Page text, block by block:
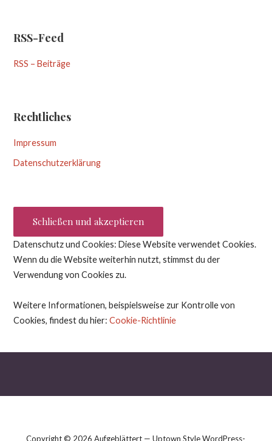
RSS-Feed
RSS – Beiträge
Rechtliches
Impressum
Datenschutzerklärung
Datenschutz und Cookies: Diese Website verwendet Cookies.
Wenn du die Website weiterhin nutzt, stimmst du der
Verwendung von Cookies zu.
Weitere Informationen, beispielsweise zur Kontrolle von
Cookies, findest du hier:Cookie-Richtlinie
Copyright © 2026 Aufgeblättert — Uptown Style WordPress-